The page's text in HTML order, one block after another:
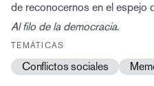
de reconocernos en el espejo
Al filo de la democracia.
TEMÁTICAS
Conflictos sociales